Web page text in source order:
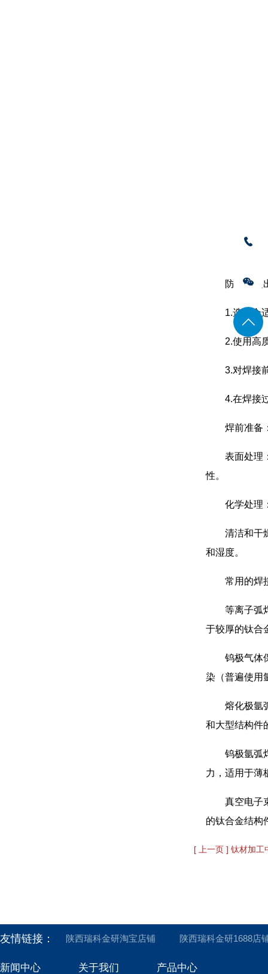
防止焊接
1.选择合
2.使用高
3.对焊接
4.在焊接
焊前准备
表面处理
性。
化学处理
清洁和干
和湿度。
常用的焊
等离子弧
于较厚的钛合
钨极气体
染（普遍使用
熔化极氩
和大型结构件
钨极氩弧
力，适用于薄
真空电子
的钛合金结构
[ 上一页 ] 钛材加工
友情链接： 陕西瑞科金研淘宝店铺 陕西瑞科金研1688店
新闻中心 关于我们 产品中心